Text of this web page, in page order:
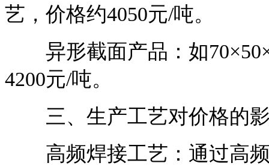
艺，价格约4050元/吨。
异形截面产品：如
4200元/吨。
三、生产工艺对价格的
高频焊接工艺：通过高频